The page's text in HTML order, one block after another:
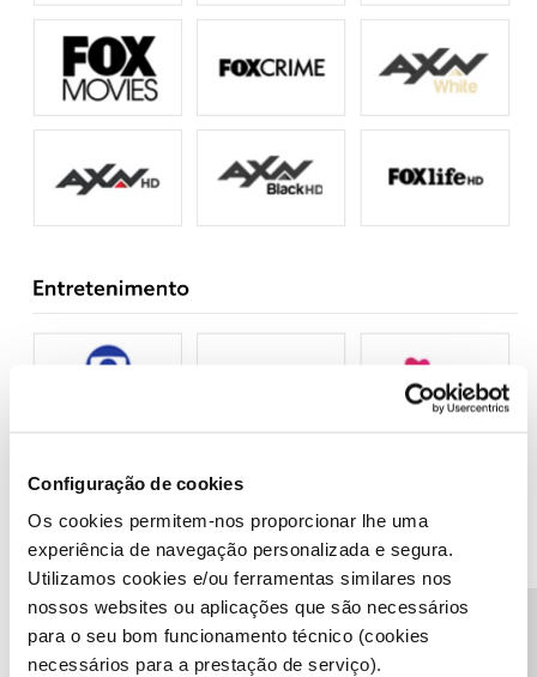
Configuração de cookies
Os cookies permitem-nos proporcionar lhe uma
experiência de navegação personalizada e segura.
Utilizamos cookies e/ou ferramentas similares nos
nossos websites ou aplicações que são necessários
para o seu bom funcionamento técnico (cookies
necessários para a prestação de serviço).